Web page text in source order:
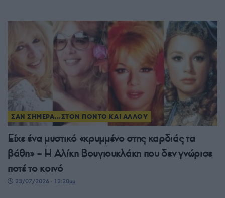
ΣΑΝ ΣΗΜΕΡΑ...ΣΤΟΝ ΠΟΝΤΟ ΚΑΙ ΑΛΛΟΥ
Είχε ένα μυστικό «κρυμμένο στης καρδιάς τα
βάθη» – Η Αλίκη Βουγιουκλάκη που δεν γνώρισε
ποτέ το κοινό
23/07/2026 - 12:20μμ